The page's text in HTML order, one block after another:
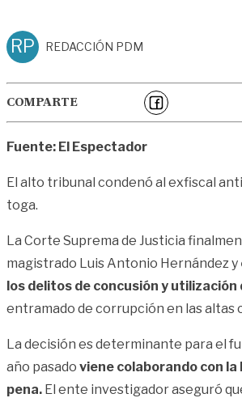
RP REDACCIÓN PDM
COMPARTE
Fuente: El Espectador
El alto tribunal condenó al exfiscal
toga.
La Corte Suprema de Justicia
magistrado Luis Antonio Hernández y
los delitos de concusión y
entramado de corrupción en las altas
La decisión es determinante para el
año pasado viene colaborando con
pena. El ente investigador aseguró